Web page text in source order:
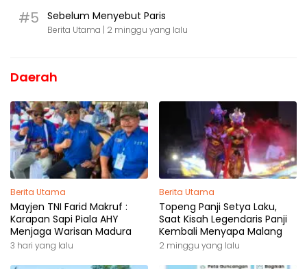
#5 Sebelum Menyebut Paris
Berita Utama | 2 minggu yang lalu
Daerah
Berita Utama
Mayjen TNI Farid Makruf :
Karapan Sapi Piala AHY
Menjaga Warisan Madura
3 hari yang lalu
Berita Utama
Topeng Panji Setya Laku,
Saat Kisah Legendaris Panji
Kembali Menyapa Malang
2 minggu yang lalu